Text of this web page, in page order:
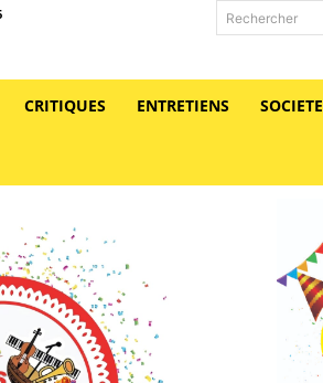
Rechercher
CRITIQUES ENTRETIENS SOCIETE